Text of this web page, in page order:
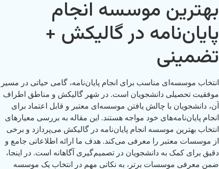
بهترین موسسه انجام
پایان‌نامه در گالیکش +
تضمینی
انتخاب موسسه‌ای مناسب برای انجام پایان‌نامه، گامی حیاتی در مسیر
موفقیت تحصیلی دانشجویان است. در شهر گالیکش و مناطق اطراف
آن، دانشجویان با چالش یافتن موسسه‌ای معتبر و قابل اعتماد برای
انجام پایان‌نامه‌های خود مواجه هستند. این مقاله به بررسی معیارهای
انتخاب بهترین موسسه انجام پایان‌نامه در گالیکش می‌پردازد و برخی
از موسسات معتبر را معرفی می‌کند. هدف ما ارائه اطلاعاتی جامع و
دقیق برای کمک به دانشجویان در تصمیم‌گیری آگاهانه است. در اینجا،
ضمن معرفی موسسات برتر، به نکاتی مهم در انتخاب یک موسسه